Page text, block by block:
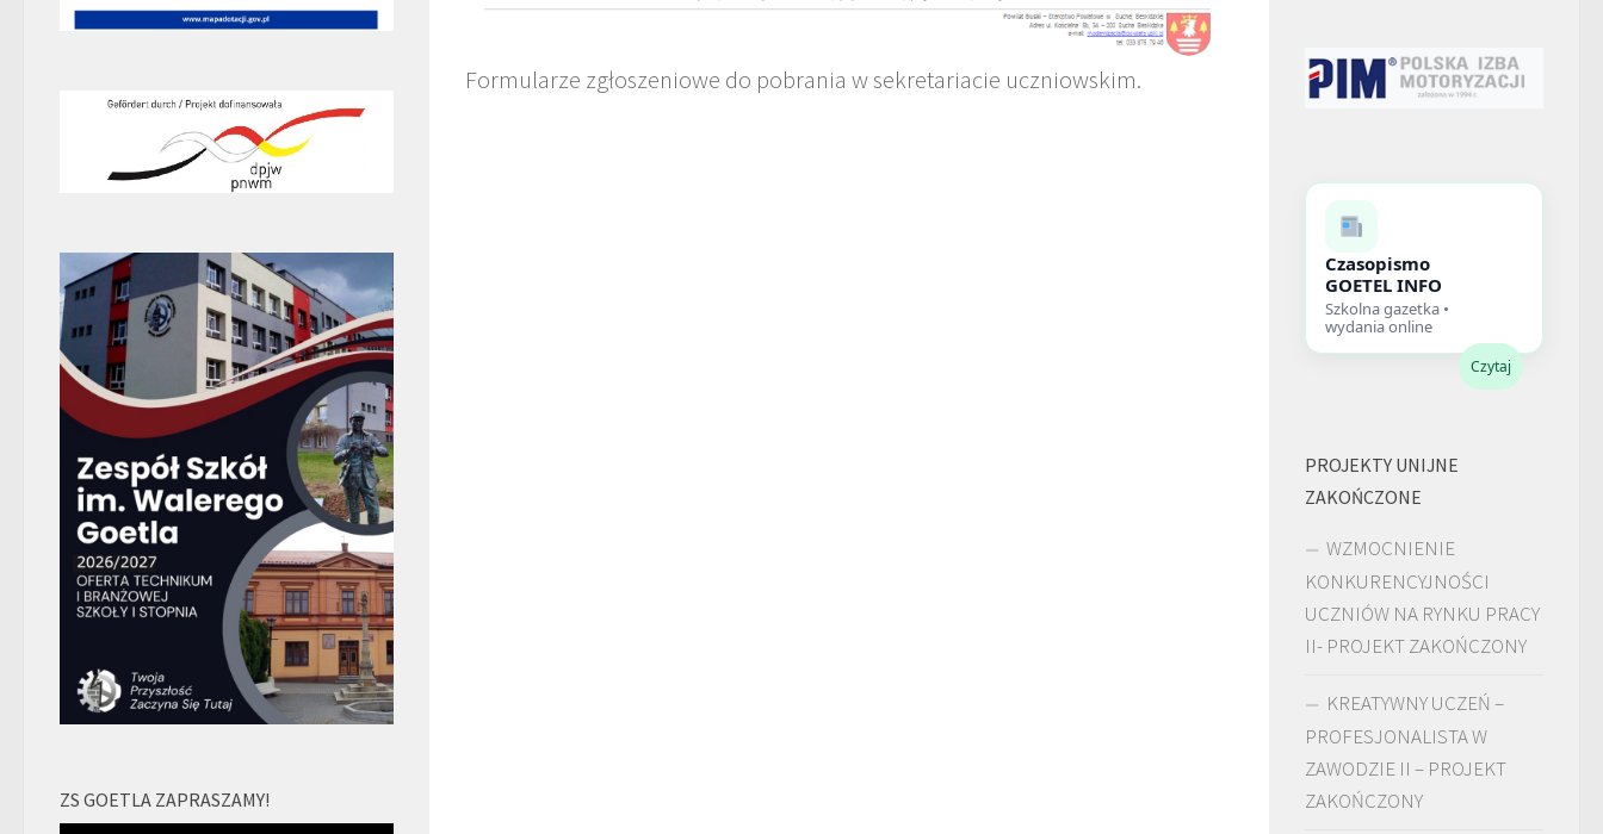
Formularze zgłoszeniowe do pobrania w sekretariacie uczniowskim.
ZS GOETLA ZAPRASZAMY!
Czasopismo
GOETEL INFO
Szkolna gazetka •
wydania online
Czytaj
PROJEKTY UNIJNE
ZAKOŃCZONE
WZMOCNIENIE
KONKURENCYJNOŚCI
UCZNIÓW NA RYNKU PRACY
II- PROJEKT ZAKOŃCZONY
KREATYWNY UCZEŃ –
PROFESJONALISTA W
ZAWODZIE II – PROJEKT
ZAKOŃCZONY